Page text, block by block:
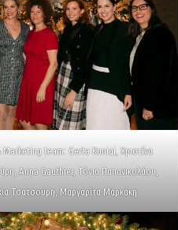
Marketing team: Gerta Kuniqi, Χριστίνα
Anna Gauthier, Τόνια Παπανικολάου,
Τσατσούρη, Μαργαρίτα Μαρκάκη